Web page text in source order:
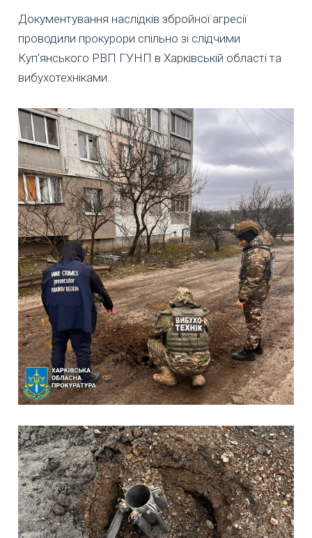
Документування наслідків збройної агресії
проводили прокурори спільно зі слідчими
Куп’янського РВП ГУНП в Харківській області та
вибухотехніками.